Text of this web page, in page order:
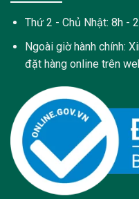
Thứ 2 - Chủ Nhật: 8h -
Ngoài giờ hành chính:
đặt hàng online trên